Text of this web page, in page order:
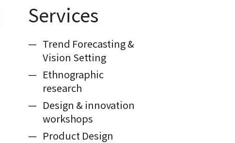
Services
Trend Forecasting &
Vision Setting
Ethnographic
research
Design & innovation
workshops
Product Design